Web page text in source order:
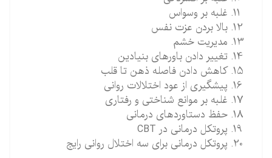
غلبه بر وسواس
بالا بردن عزت نفس
مدیریت خشم
تغییر دادن باورهای بنیادین
کاهش دادن فاصله ذهن تا قلب
پیشگیری از عود اختلالات روانی
غلبه بر موانع شناختی و رفتاری
حفظ دستاوردهای درمانی
پروتکل درمانی در CBT
پروتکل درمانی برای سه اختلال روانی رایج